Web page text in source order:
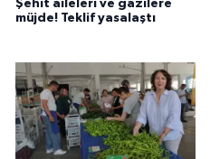
Şehit aileleri ve gazilere
müjde! Teklif yasalaştı